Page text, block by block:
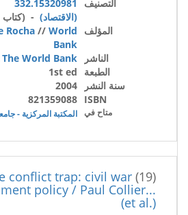
التصنيف
332.15320981
(الاقتصاد) - (كتاب
المؤلف
Rocha // World
Bank
الناشر
World Bank
الطبعة
1st ed
سنة النشر
2004
ISBN
821359088
متاح في المكتبة المركزية -
(19)
conflict trap: civil war
policy / Paul Collier...
(et al.)